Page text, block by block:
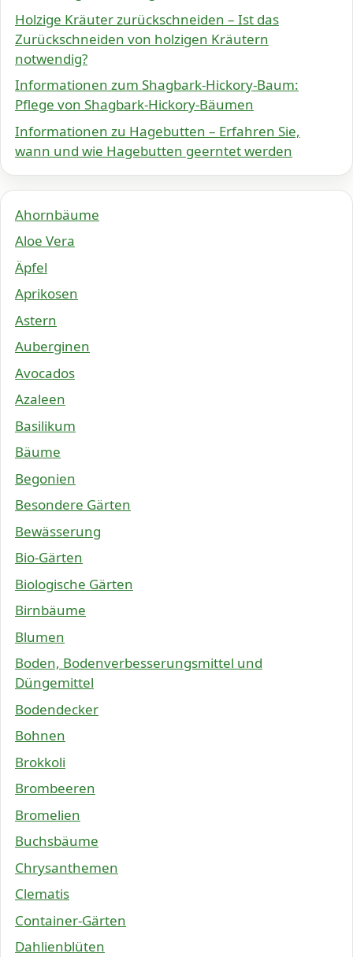
Holzige Kräuter zurückschneiden – Ist das
Zurückschneiden von holzigen Kräutern
notwendig?
Informationen zum Shagbark-Hickory-Baum:
Pflege von Shagbark-Hickory-Bäumen
Informationen zu Hagebutten – Erfahren Sie,
wann und wie Hagebutten geerntet werden
Ahornbäume
Aloe Vera
Äpfel
Aprikosen
Astern
Auberginen
Avocados
Azaleen
Basilikum
Bäume
Begonien
Besondere Gärten
Bewässerung
Bio-Gärten
Biologische Gärten
Birnbäume
Blumen
Boden, Bodenverbesserungsmittel und
Düngemittel
Bodendecker
Bohnen
Brokkoli
Brombeeren
Bromelien
Buchsbäume
Chrysanthemen
Clematis
Container-Gärten
Dahlienblüten